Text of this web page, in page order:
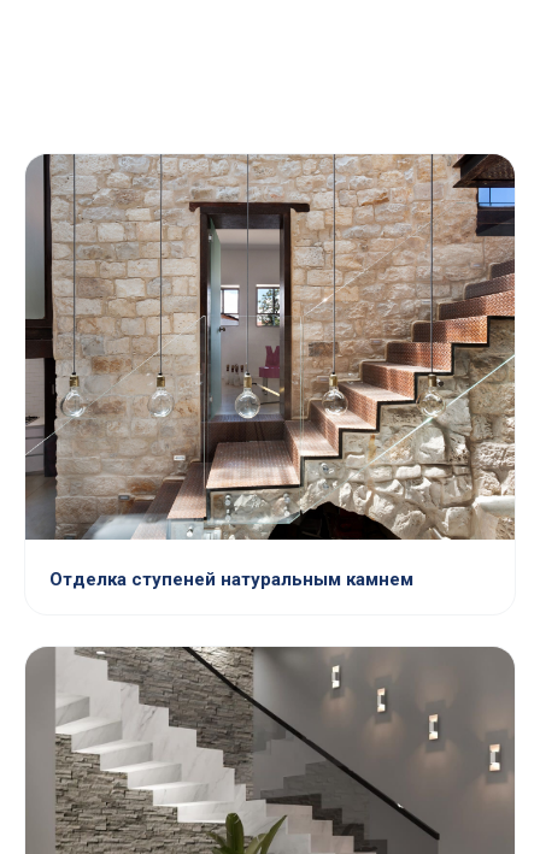
Отделка ступеней натуральным камнем